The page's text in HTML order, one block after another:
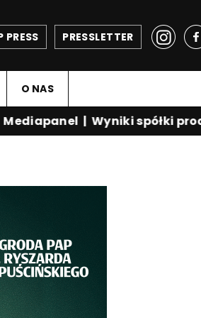
PRESSLETTER
PRESS
O NAS
|Wyniki spółki